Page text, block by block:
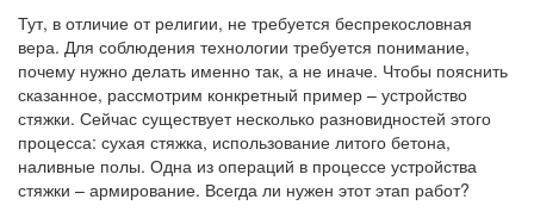
Тут, в отличие от религии, не требуется беспрекословная
вера. Для соблюдения технологии требуется понимание,
почему нужно делать именно так, а не иначе. Чтобы пояснить
сказанное, рассмотрим конкретный пример – устройство
стяжки. Сейчас существует несколько разновидностей этого
процесса: сухая стяжка, использование литого бетона,
наливные полы. Одна из операций в процессе устройства
стяжки – армирование. Всегда ли нужен этот этап работ?